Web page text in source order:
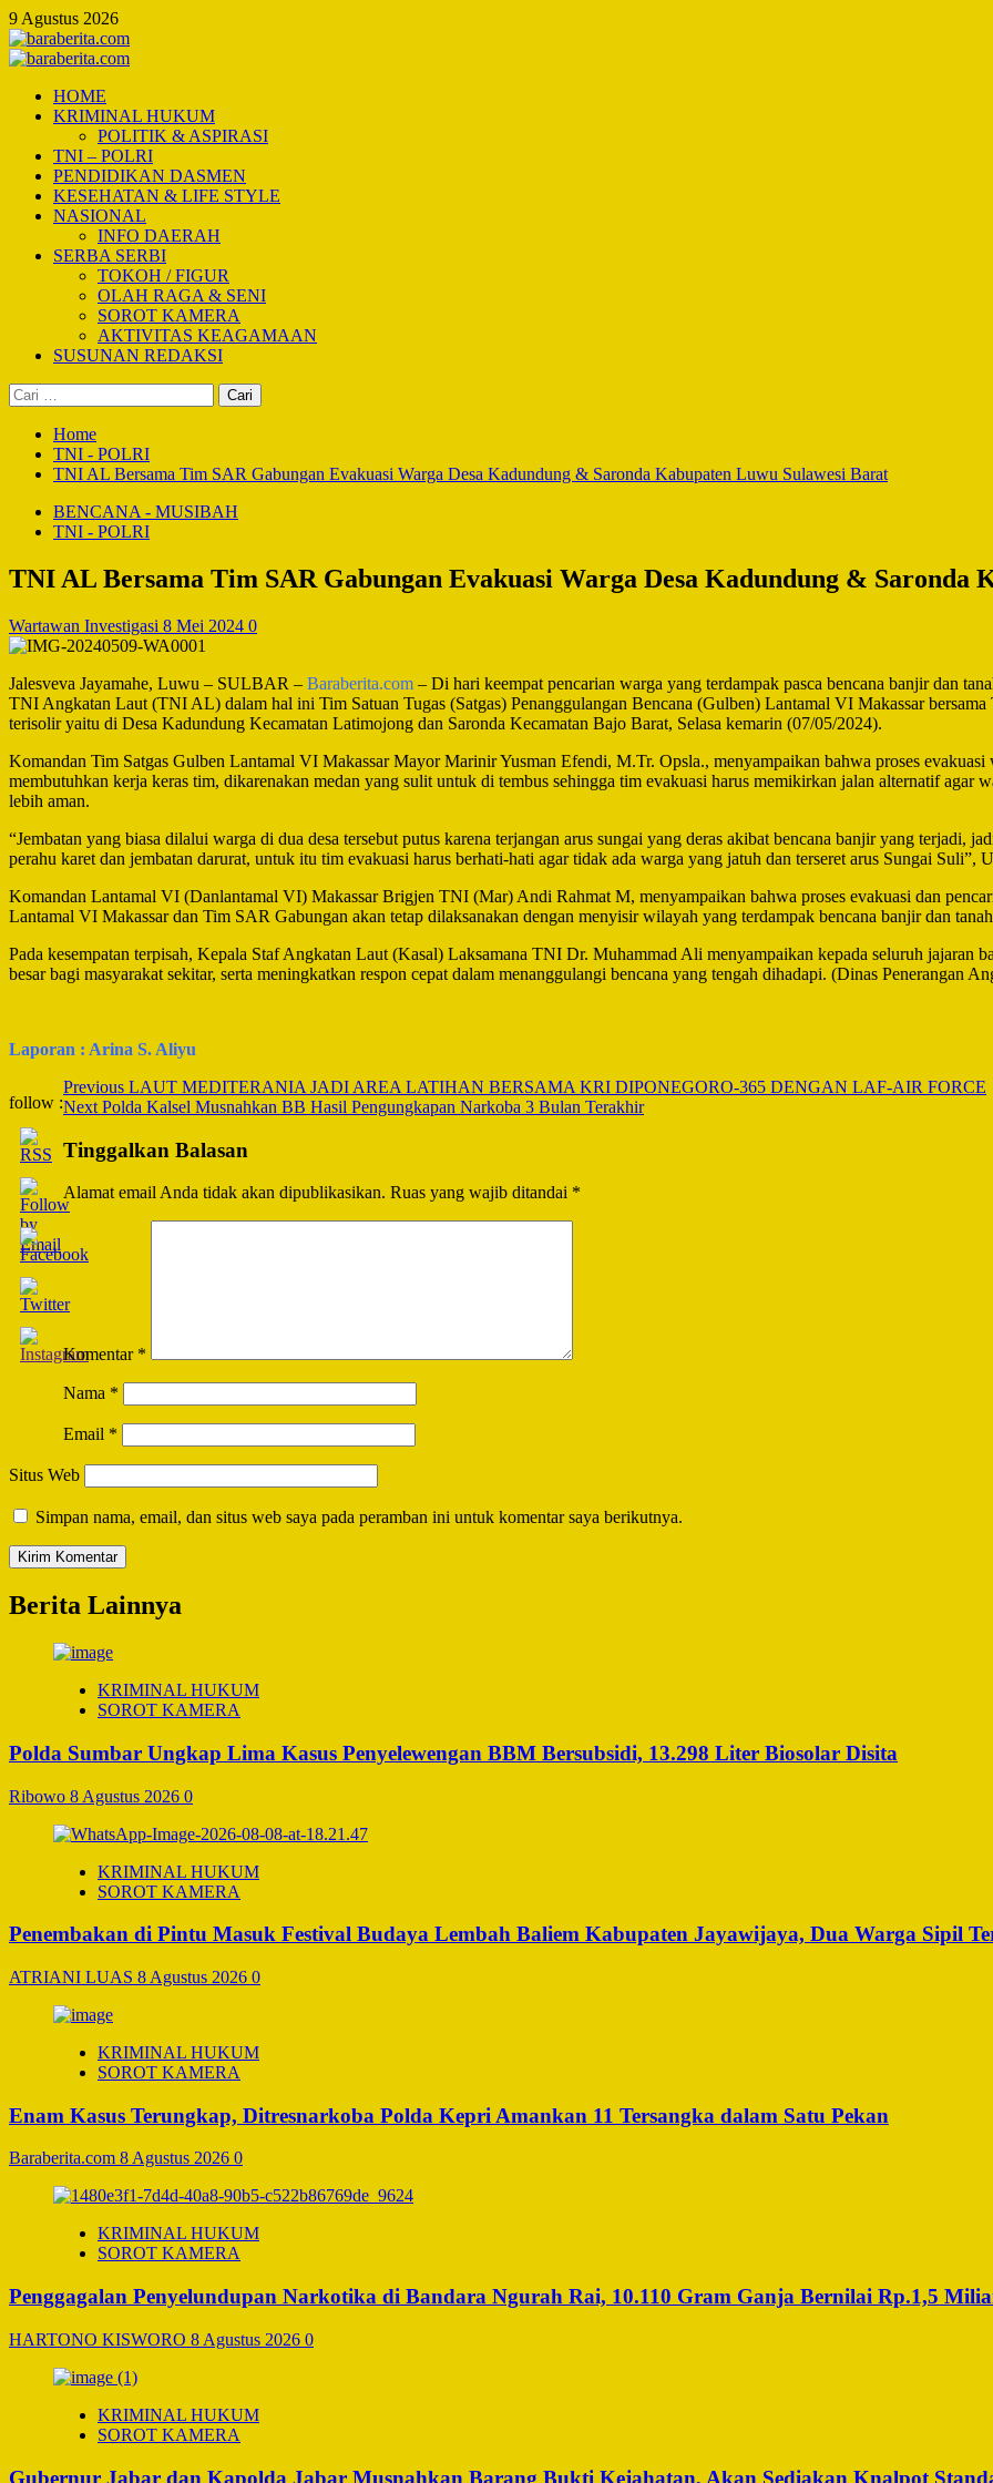
Skip
to
content
9 Agustus 2026
Primary
HOME
KRIMINAL HUKUM
POLITIK & ASPIRASI
TNI – POLRI
PENDIDIKAN DASMEN
KESEHATAN & LIFE STYLE
NASIONAL
INFO DAERAH
SERBA SERBI
TOKOH / FIGUR
OLAH RAGA & SENI
SOROT KAMERA
AKTIVITAS KEAGAMAAN
SUSUNAN REDAKSI
Cari
untuk:
Home
TNI - POLRI
TNI AL Bersama Tim SAR Gabungan Evakuasi Warga Desa Kadundung & Saronda Kabupaten Luwu Sulawesi Barat
BENCANA - MUSIBAH
TNI - POLRI
TNI AL Bersama Tim SAR Gabungan Evakuasi Warga Desa Kadundung & Saronda
Wartawan Investigasi 8 Mei 2024 0
Jalesveva Jayamahe, Luwu – SULBAR – Baraberita.com – Di hari keempat pencarian warga yang terdampak pasca bencana banjir dan
TNI Angkatan Laut (TNI AL) dalam hal ini Tim Satuan Tugas (Satgas) Penanggulangan Bencana (Gulben) Lantamal VI Makassar
terisolir yaitu di Desa Kadundung Kecamatan Latimojong dan Saronda Kecamatan Bajo Barat, Selasa kemarin (07/05/2024).
Komandan Tim Satgas Gulben Lantamal VI Makassar Mayor Marinir Yusman Efendi, M.Tr. Opsla., menyampaikan bahwa proses
membutuhkan kerja keras tim, dikarenakan medan yang sulit untuk di tembus sehingga tim evakuasi harus memikirkan jalan alternatif agar
lebih aman.
“Jembatan yang biasa dilalui warga di dua desa tersebut putus karena terjangan arus sungai yang deras akibat bencana banjir yang terjadi,
perahu karet dan jembatan darurat, untuk itu tim evakuasi harus berhati-hati agar tidak ada warga yang jatuh dan terseret arus Sungai Suli”,
Komandan Lantamal VI (Danlantamal VI) Makassar Brigjen TNI (Mar) Andi Rahmat M, menyampaikan bahwa proses evakuasi dan
Lantamal VI Makassar dan Tim SAR Gabungan akan tetap dilaksanakan dengan menyisir wilayah yang terdampak bencana banjir dan
Pada kesempatan terpisah, Kepala Staf Angkatan Laut (Kasal) Laksamana TNI Dr. Muhammad Ali menyampaikan kepada seluruh jajaran
besar bagi masyarakat sekitar, serta meningkatkan respon cepat dalam menanggulangi bencana yang tengah dihadapi. (Dinas Penerangan
Laporan : Arina S. Aliyu
follow :
Post
Navigation
Previous LAUT MEDITERANIA JADI AREA LATIHAN BERSAMA KRI DIPONEGORO-365 DENGAN LAF-AIR FORCE
Next Polda Kalsel Musnahkan BB Hasil Pengungkapan Narkoba 3 Bulan Terakhir
Tinggalkan Balasan
Alamat email Anda tidak akan dipublikasikan. Ruas yang wajib ditandai *
Komentar *
Nama *
Email *
Situs Web
Simpan nama, email, dan situs web saya pada peramban ini untuk komentar saya berikutnya.
Berita Lainnya
KRIMINAL HUKUM
SOROT KAMERA
Polda Sumbar Ungkap Lima Kasus Penyelewengan BBM Bersubsidi, 13.298 Liter Biosolar Disita
Ribowo 8 Agustus 2026 0
KRIMINAL HUKUM
SOROT KAMERA
Penembakan di Pintu Masuk Festival Budaya Lembah Baliem Kabupaten Jayawijaya, Dua Warga Sipil
ATRIANI LUAS 8 Agustus 2026 0
KRIMINAL HUKUM
SOROT KAMERA
Enam Kasus Terungkap, Ditresnarkoba Polda Kepri Amankan 11 Tersangka dalam Satu Pekan
Baraberita.com 8 Agustus 2026 0
KRIMINAL HUKUM
SOROT KAMERA
Penggagalan Penyelundupan Narkotika di Bandara Ngurah Rai, 10.110 Gram Ganja Bernilai Rp.1,5
HARTONO KISWORO 8 Agustus 2026 0
KRIMINAL HUKUM
SOROT KAMERA
Gubernur Jabar dan Kapolda Jabar Musnahkan Barang Bukti Kejahatan, Akan Sediakan Knalpot